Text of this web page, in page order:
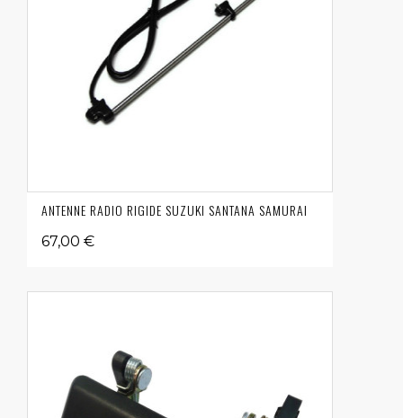
ANTENNE RADIO RIGIDE SUZUKI SANTANA SAMURAI
67,00 €